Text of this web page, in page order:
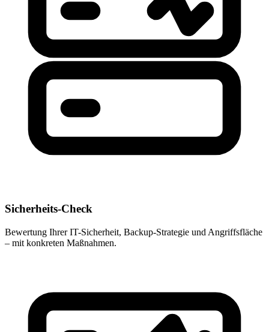
Sicherheits-Check
Bewertung Ihrer IT-Sicherheit, Backup-Strategie und Angriffsfläche
– mit konkreten Maßnahmen.